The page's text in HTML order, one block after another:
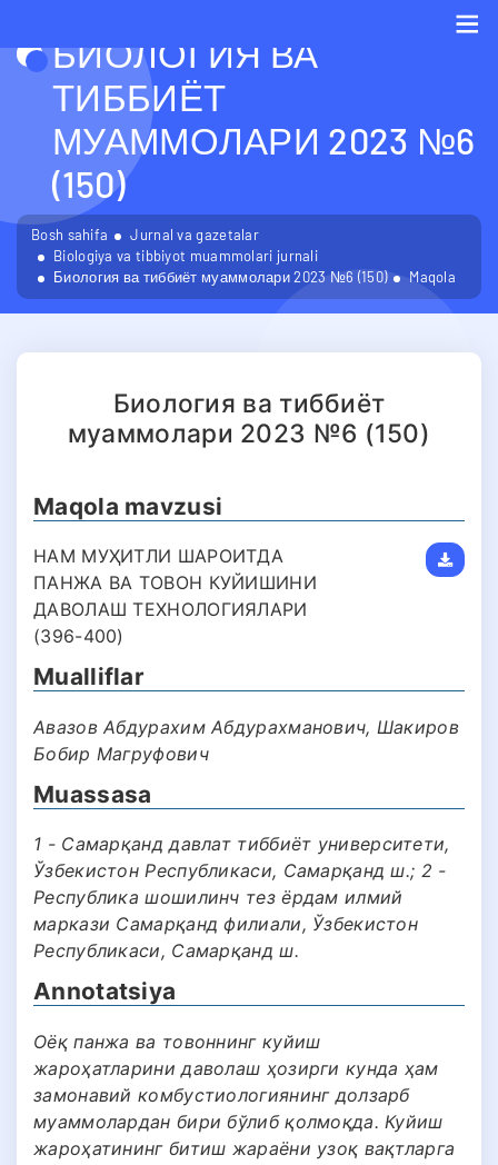
БИОЛОГИЯ ВА
ТИББИЁТ
МУАММОЛАРИ 2023 №6
(150)
Bosh sahifa
Jurnal va gazetalar
Biologiya va tibbiyot muammolari jurnali
Биология ва тиббиёт муаммолари 2023 №6 (150)
Maqola
Биология ва тиббиёт
муаммолари 2023 №6 (150)
Maqola mavzusi
НАМ МУҲИТЛИ ШАРОИТДА
ПАНЖА ВА ТОВОН КУЙИШИНИ
ДАВОЛАШ ТЕХНОЛОГИЯЛАРИ
(396-400)
Mualliflar
Авазов Абдурахим Абдурахманович, Шакиров
Бобир Магруфович
Muassasa
1 - Самарқанд давлат тиббиёт университети,
Ўзбекистон Республикаси, Самарқанд ш.; 2 -
Республика шошилинч тез ёрдам илмий
маркази Самарқанд филиали, Ўзбекистон
Республикаси, Самарқанд ш.
Annotatsiya
Оёқ панжа ва товоннинг куйиш
жароҳатларини даволаш ҳозирги кунда ҳам
замонавий комбустиологиянинг долзарб
муаммолардан бири бўлиб қолмоқда. Куйиш
жароҳатининг битиш жараёни узоқ вақтларга